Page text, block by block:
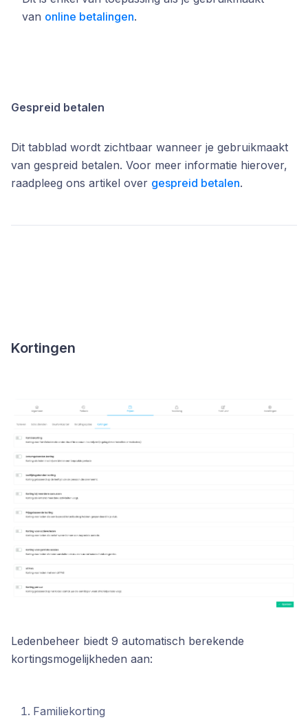
van online betalingen.
Gespreid betalen
Dit tabblad wordt zichtbaar wanneer je gebruikmaakt
van gespreid betalen. Voor meer informatie hierover,
raadpleeg ons artikel over gespreid betalen.
Kortingen
Ledenbeheer biedt 9 automatisch berekende
kortingsmogelijkheden aan:
Familiekorting